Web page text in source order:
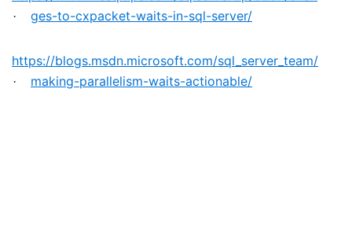
·
ges-to-cxpacket-waits-in-sql-server/
·
https://blogs.msdn.microsoft.com/sql_server_team/
making-parallelism-waits-actionable/